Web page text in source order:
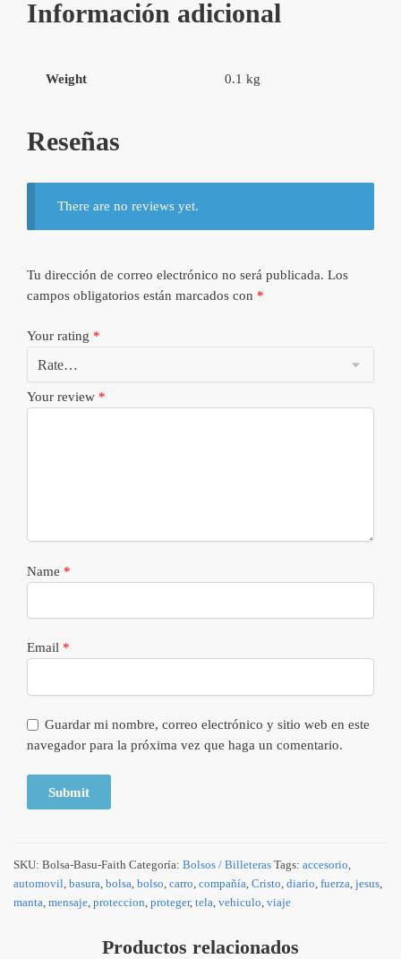
Información adicional
Weight 0.1 kg
Reseñas
There are no reviews yet.
Tu dirección de correo electrónico no será publicada. Los
campos obligatorios están marcados con *
Your rating *
Your review *
Name *
Email *
Guardar mi nombre, correo electrónico y sitio web en este
navegador para la próxima vez que haga un comentario.
SKU: Bolsa-Basu-Faith Categoría: Bolsos / Billeteras Tags: accesorio
automovil basura bolsa bolso carro compañía Cristo diario fuerza jesus
manta mensaje proteccion proteger, tela vehiculo viaje
Productos relacionados